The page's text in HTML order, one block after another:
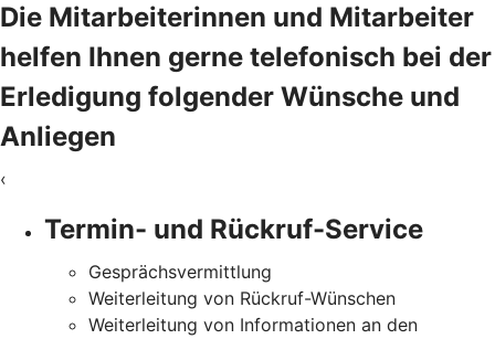
Die Mitarbeiterinnen und Mitarbeiter
helfen Ihnen gerne telefonisch bei der
Erledigung folgender Wünsche und
Anliegen
‹
Termin- und Rückruf-Service
Gesprächsvermittlung
Weiterleitung von Rückruf-Wünschen
Weiterleitung von Informationen an den